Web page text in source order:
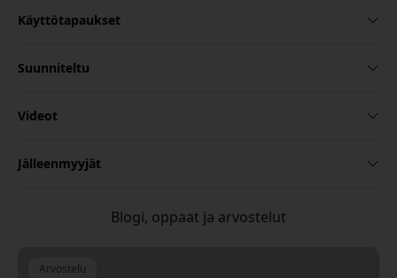
Käyttötapaukset
Suunniteltu
Videot
Jälleenmyyjät
Blogi, oppaat ja arvostelut
Arvostelu